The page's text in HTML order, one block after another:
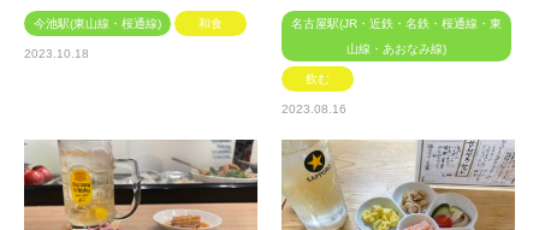
今池駅(東山線・桜通線) 和食
2023.10.18
名古屋駅(JR・近鉄・名鉄・桜通線・東
山線・あおなみ線)
飲む
2023.08.16